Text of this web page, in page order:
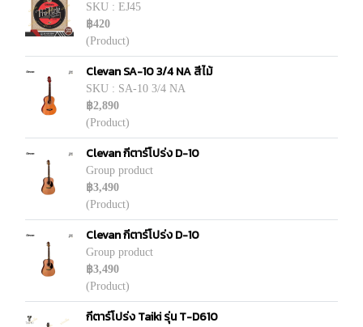
SKU : EJ45
฿420
(Product)
Clevan SA-10 3/4 NA สีไม้
SKU : SA-10 3/4 NA
฿2,890
(Product)
Clevan กีตาร์โปร่ง D-10
Group product
฿3,490
(Product)
Clevan กีตาร์โปร่ง D-10
Group product
฿3,490
(Product)
กีตาร์โปร่ง Taiki รุ่น T-D610